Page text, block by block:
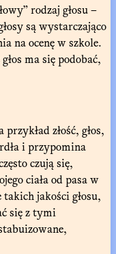
rodzaj głosu –
są wystarczająco
na ocenę w szkole.
ma się podobać,
złość, głos,
i przypomina
czują się,
ciała od pasa w
jakości głosu,
się z tymi